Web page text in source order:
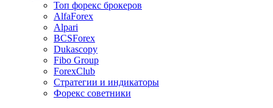
Топ форекс брокеров
AlfaForex
Alpari
BСSForex
Dukascopy
Fibo Group
ForexClub
Стратегии и индикаторы
Форекс советники